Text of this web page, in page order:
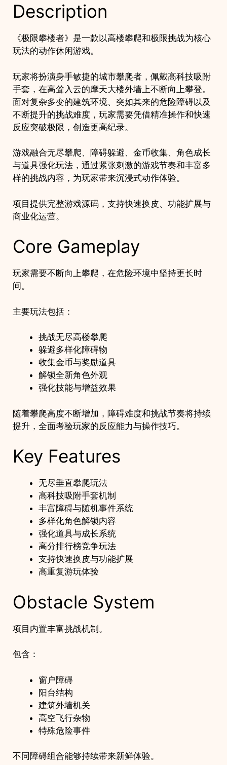
跑
闯
关
戏
项
目
quantity
Description
《极限攀楼者》是一款以高楼攀爬和极限挑战为核心
玩法的动作休闲游戏。
玩家将扮演身手敏捷的城市攀爬者，佩戴高科技吸附
手套，在高耸入云的摩天大楼外墙上不断向上攀登。
面对复杂多变的建筑环境、突如其来的危险障碍以及
不断提升的挑战难度，玩家需要凭借精准操作和快速
反应突破极限，创造更高纪录。
游戏融合无尽攀爬、障碍躲避、金币收集、角色成长
与道具强化玩法，通过紧张刺激的游戏节奏和丰富多
样的挑战内容，为玩家带来沉浸式动作体验。
项目提供完整游戏源码，支持快速换皮、功能扩展与
商业化运营。
Core Gameplay
玩家需要不断向上攀爬，在危险环境中坚持更长时
间。
主要玩法包括：
挑战无尽高楼攀爬
躲避多样化障碍物
收集金币与奖励道具
解锁全新角色外观
强化技能与增益效果
随着攀爬高度不断增加，障碍难度和挑战节奏将持续
提升，全面考验玩家的反应能力与操作技巧。
Key Features
无尽垂直攀爬玩法
高科技吸附手套机制
丰富障碍与随机事件系统
多样化角色解锁内容
强化道具与成长系统
高分排行榜竞争玩法
支持快速换皮与功能扩展
高重复游玩体验
Obstacle System
项目内置丰富挑战机制。
包含：
窗户障碍
阳台结构
建筑外墙机关
高空飞行杂物
特殊危险事件
不同障碍组合能够持续带来新鲜体验。